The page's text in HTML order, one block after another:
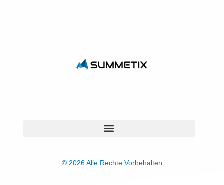
© 2026 Alle Rechte Vorbehalten